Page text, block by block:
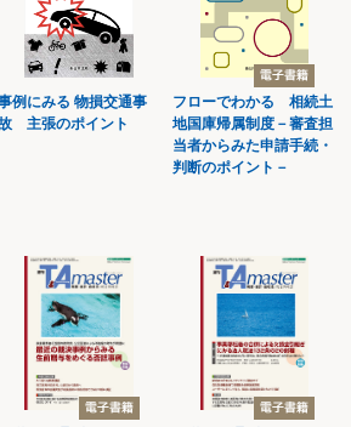
する
把握・確定〉
原戸籍謄本の読み方
謄本
請求書
請求書（郵送による場合）
例にみる 物損交通事
主張のポイント
フローでわかる 相続土
地国庫帰属制度－審査担
当者からみた申請手続・
判断のポイント－